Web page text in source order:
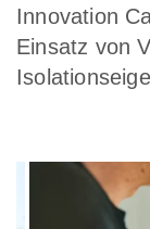
Innovation
Einsatz von